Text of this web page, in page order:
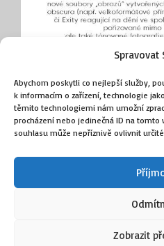
Spravovat
Abychom poskytli co nejlepší služby,
k informacím o zařízení, technologie
těmito technologiemi nám umožní
procházení nebo jedinečná ID na
souhlasu může nepříznivě ovlivnit
Zobrazit